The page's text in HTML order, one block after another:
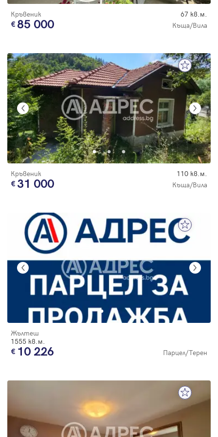
Кръвеник 67 кв.м.
85 000 Къща/Вила
Кръвеник 110 кв.м.
31 000 Къща/Вила
Жълтеш
1555 кв.м.
10 226 Парцел/Терен